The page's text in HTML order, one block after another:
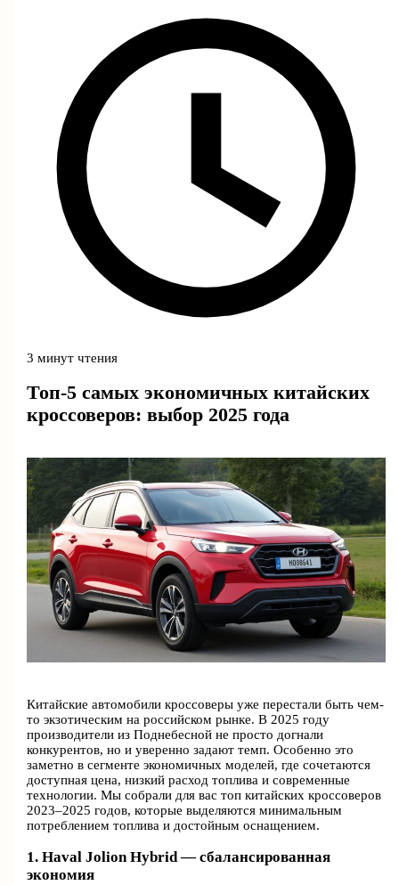
3 минут чтения
Топ-5 самых экономичных китайских
кроссоверов: выбор 2025 года
Китайские автомобили кроссоверы уже перестали быть чем-
то экзотическим на российском рынке. В 2025 году
производители из Поднебесной не просто догнали
конкурентов, но и уверенно задают темп. Особенно это
заметно в сегменте экономичных моделей, где сочетаются
доступная цена, низкий расход топлива и современные
технологии. Мы собрали для вас топ китайских кроссоверов
2023–2025 годов, которые выделяются минимальным
потреблением топлива и достойным оснащением.
1. Haval Jolion Hybrid — сбалансированная
экономия